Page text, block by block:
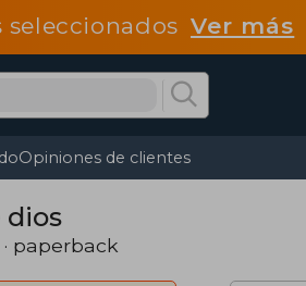
seleccionadosVer más
Opiniones de clientes
dios
· paperback